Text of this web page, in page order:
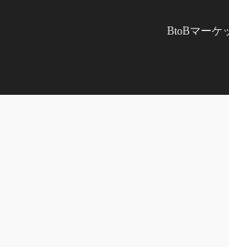
BtoBマーケ